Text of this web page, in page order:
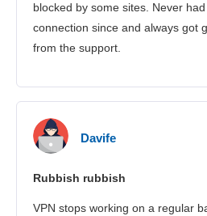
blocked by some sites. Never
connection since and always got
from the support.
Davife
Rubbish rubbish
VPN stops working on a regular